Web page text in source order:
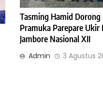
Tasming Hamid
Pramuka Parepare Ukir
Jambore Nasional XII
Admin 3 Agustus